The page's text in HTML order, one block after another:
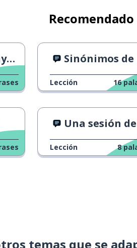
Sinónimos de
Lección 16
Una sesión
Lección 8
temas que se